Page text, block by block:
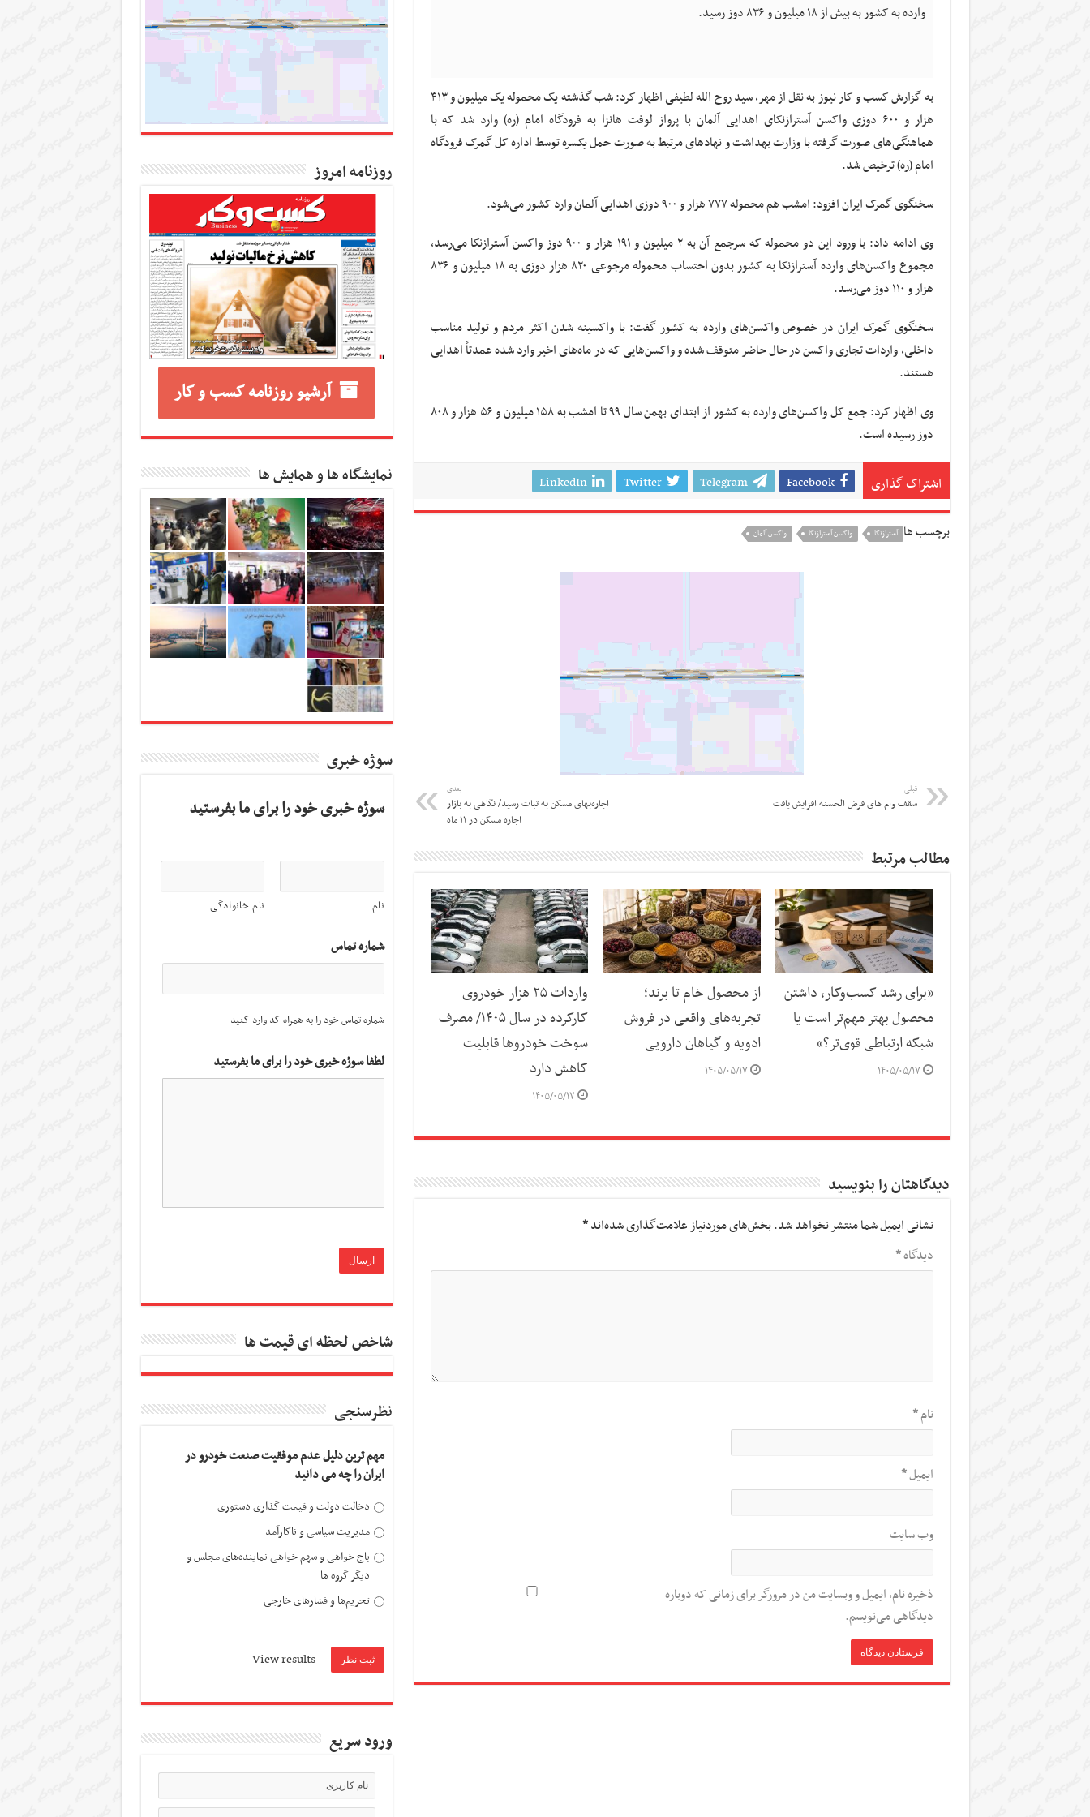
وارده به کشور به بیش از ۱۸ میلیون و ۸۳۶ دوز رسید.
به گزارش کسب و کار نیوز به نقل از مهر، سید روح الله لطیفی اظهار کرد: شب گذشته یک محموله یک میلیون و ۴۱۳
هزار و ۶۰۰ دوزی واکسن آسترازنکای اهدایی آلمان با پرواز لوفت هانزا به فرودگاه امام (ره) وارد شد که با
هماهنگی‌های صورت گرفته با وزارت بهداشت و نهادهای مرتبط به صورت حمل یکسره توسط اداره کل گمرک فرودگاه
امام (ره) ترخیص شد.
سخنگوی گمرک ایران افزود: امشب هم محموله ۷۷۷ هزار و ۹۰۰ دوزی اهدایی آلمان وارد کشور می‌شود.
وی ادامه داد: با ورود این دو محموله که سرجمع آن به ۲ میلیون و ۱۹۱ هزار و ۹۰۰ دوز واکسن آسترازنکا می‌رسد،
مجموع واکسن‌های وارده آسترازنکا به کشور بدون احتساب محموله مرجوعی ۸۲۰ هزار دوزی به ۱۸ میلیون و ۸۳۶
هزار و ۱۱۰ دوز می‌رسد.
سخنگوی گمرک ایران در خصوص واکسن‌های وارده به کشور گفت: با واکسینه شدن اکثر مردم و تولید مناسب
داخلی، واردات تجاری واکسن در حال حاضر متوقف شده و واکسن‌هایی که در ماه‌های اخیر وارد شده عمدتاً اهدایی
هستند.
وی اظهار کرد: جمع کل واکسن‌های وارده به کشور از ابتدای بهمن سال ۹۹ تا امشب به ۱۵۸ میلیون و ۵۶ هزار و ۸۰۸
دوز رسیده است.
اشتراک گذاری Facebook
Telegram
Twitter
LinkedIn
برچسب ها آسترازنکا واکسن آسترازنکا واکسن آلمان
قبلی
سقف وام های قرض الحسنه افزایش یافت
بعدی
اجاره‌بهای مسکن به ثبات رسید/ نگاهی به بازار
اجاره مسکن در ۱۱ ماه
مطالب مرتبط
«برای رشد کسب‌وکار، داشتن
محصول بهتر مهم‌تر است یا
شبکه ارتباطی قوی‌تر؟»
۱۴۰۵/۰۵/۱۷
از محصول خام تا برند؛
تجربه‌های واقعی در فروش
ادویه و گیاهان دارویی
۱۴۰۵/۰۵/۱۷
واردات ۲۵ هزار خودروی
کارکرده در سال ۱۴۰۵/ مصرف
سوخت خودرو‌ها قابلیت
کاهش دارد
۱۴۰۵/۰۵/۱۷
دیدگاهتان را بنویسید
نشانی ایمیل شما منتشر نخواهد شد.بخش‌های موردنیاز علامت‌گذاری شده‌اند*
دیدگاه*
نام*
ایمیل*
وب‌ سایت
ذخیره نام، ایمیل و وبسایت من در مرورگر برای زمانی که دوباره
دیدگاهی می‌نویسم.
روزنامه امروز
آرشیو روزنامه کسب و کار
نمایشگاه ها و همایش ها
سوژه خبری
سوژه خبری خود را برای ما بفرستید
نام نام خانوادگی
شماره تماس
شماره تماس خود را به همراه کد وارد کنید
لطفا سوژه خبری خود را برای ما بفرستید
شاخص لحظه ای قیمت ها
نظرسنجی
مهم ترین دلیل عدم موفقیت صنعت خودرو در
ایران را چه می دانید
دخالت دولت و قیمت گذاری دستوری
مدیریت سیاسی و ناکارآمد
باج خواهی و سهم خواهی نماینده‌های مجلس و
دیگر گروه ها
تحریم‌ها و فشارهای خارجی
View results
ورود سریع